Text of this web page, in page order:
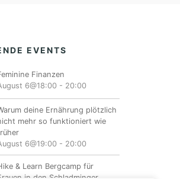
EVENTS
Finanzen
6@18:00- 20:00
deine Ernährung plötzlich
mehr so funktioniert wie
6@19:00- 20:00
& Learn Bergcamp für